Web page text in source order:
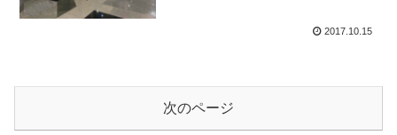
2017.10.15
次のページ